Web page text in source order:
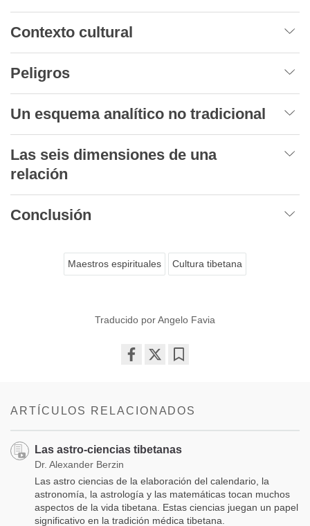
Contexto cultural
Peligros
Un esquema analítico no tradicional
Las seis dimensiones de una
relación
Conclusión
Maestros espirituales Cultura tibetana
Traducido por Angelo Favia
ARTÍCULOS RELACIONADOS
Las astro-ciencias tibetanas
Dr. Alexander Berzin
Las astro ciencias de la elaboración del calendario, la
astronomía, la astrología y las matemáticas tocan muchos
aspectos de la vida tibetana. Estas ciencias juegan un papel
significativo en la tradición médica tibetana.